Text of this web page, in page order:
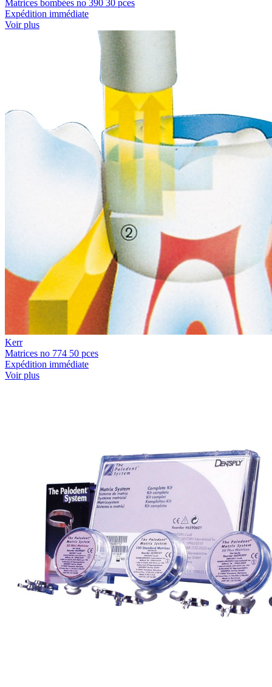
Matrices bombées no 390 30 pces
Expédition immédiate
Voir plus
Kerr
Matrices no 774 50 pces
Expédition immédiate
Voir plus